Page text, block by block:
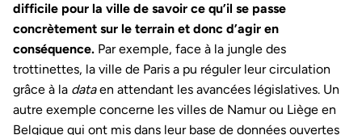
difficile pour la ville de savoir ce qu’il se passe
concrètement sur le terrain et donc d’agir en
conséquence. Par exemple, face à la jungle des
trottinettes, la ville de Paris a pu réguler leur circulation
grâce à la dataen attendant les avancées législatives. Un
autre exemple concerne les villes de Namur ou Liège en
Belgique qui ont mis dans leur base de données ouvertes